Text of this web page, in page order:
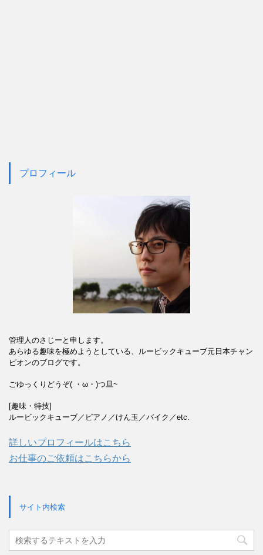
プロフィール
管理人のさじーと申します。
あらゆる趣味を極めようとしている、ルービックキューブ元日本チャン
ピオンのブログです。
ごゆっくりどうぞ( ・ω・)つ旦~
[趣味・特技]
ルービックキューブ／ピアノ／けん玉／バイク／etc.
詳しいプロフィールはこちら
お仕事のご依頼はこちらから
サイト内検索